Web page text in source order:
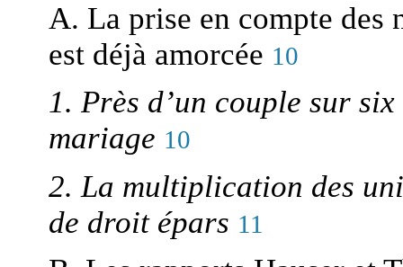
A. La prise en compte des
est déjà amorcée 10
1. Près d’un couple sur
mariage 10
2. La multiplication des
de droit épars 11